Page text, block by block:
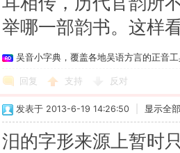
举哪一部韵书。这样
吴音小字典，覆盖各地吴语方言的正音
回复 支持 反对
发表于 2013-6-19 14:26:50 显示全
汨的字形来源上暂时